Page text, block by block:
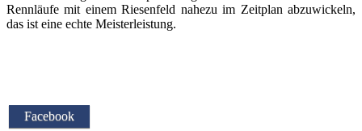
Rennläufe mit einem Riesenfeld nahezu im Zeitplan abzuwickeln,
das ist eine echte Meisterleistung.
Facebook